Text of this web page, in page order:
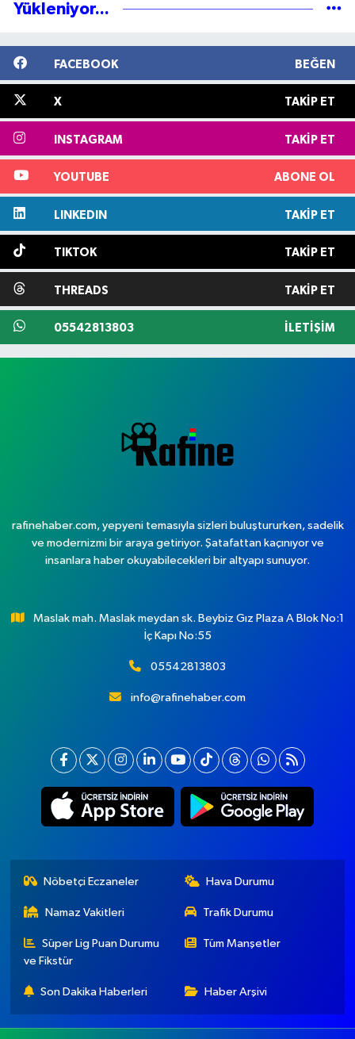
Yükleniyor...
FACEBOOK BEĞEN
X TAKIP ET
INSTAGRAM TAKIP ET
YOUTUBE ABONE OL
LINKEDIN TAKIP ET
TIKTOK TAKIP ET
THREADS TAKIP ET
05542813803 İLETIŞIM
rafinehaber.com, yepyeni temasıyla sizleri buluştururken, sadelik
ve modernizmi bir araya getiriyor. Şatafattan kaçınıyor ve
insanlara haber okuyabilecekleri bir altyapı sunuyor.
Maslak mah. Maslak meydan sk. Beybiz Gız Plaza A Blok No:1
İç Kapı No:55
05542813803
info@rafinehaber.com
Nöbetçi Eczaneler Hava Durumu
Namaz Vakitleri Trafik Durumu
Süper Lig Puan Durumu
ve Fikstür
Tüm Manşetler
Son Dakika Haberleri Haber Arşivi